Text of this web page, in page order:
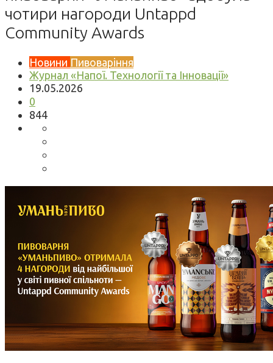
чотири нагороди Untappd
Community Awards
Новини Пивоваріння
Журнал «Напої. Технології та Інновації»
19.05.2026
0
844